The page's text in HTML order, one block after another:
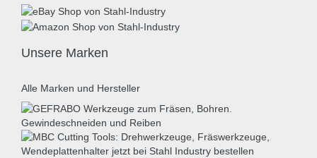
Unsere Marken
Alle Marken und Hersteller